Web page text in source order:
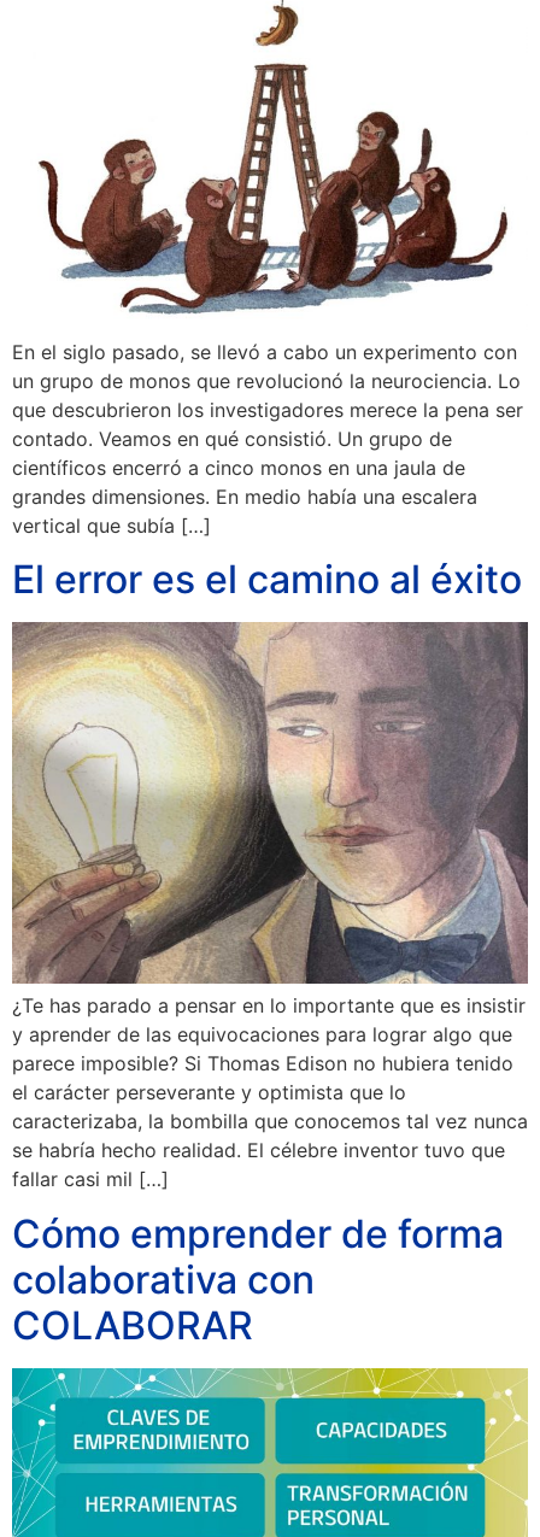
En el siglo pasado, se llevó a cabo un experimento con
un grupo de monos que revolucionó la neurociencia. Lo
que descubrieron los investigadores merece la pena ser
contado. Veamos en qué consistió. Un grupo de
científicos encerró a cinco monos en una jaula de
grandes dimensiones. En medio había una escalera
vertical que subía […]
El error es el camino al éxito
¿Te has parado a pensar en lo importante que es insistir
y aprender de las equivocaciones para lograr algo que
parece imposible? Si Thomas Edison no hubiera tenido
el carácter perseverante y optimista que lo
caracterizaba, la bombilla que conocemos tal vez nunca
se habría hecho realidad. El célebre inventor tuvo que
fallar casi mil […]
Cómo emprender de forma
colaborativa con
COLABORAR